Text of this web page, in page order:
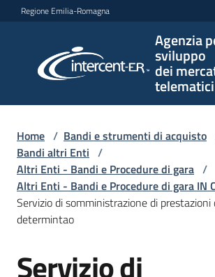
Vai al contenuto
Vai alla navigazione
Vai al footer
Regione Emilia-Romagna
Agenzia
sviluppo
dei
telematici
per lo
sviluppo
telematici
L'Agenzia
Bandi
e
Home / Bandi e strumenti di acquisto
Bandi altri Enti /
Altri Enti - Bandi e Procedure di gara /
Altri Enti - Bandi e Procedure di gara IN
Servizio di somministrazione di
determintao
Salta al contenuto
Servizio di